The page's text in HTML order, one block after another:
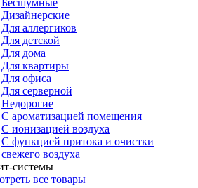
Бесшумные
Дизайнерские
Для аллергиков
Для детской
Для дома
Для квартиры
Для офиса
Для серверной
Недорогие
С ароматизацией помещения
С ионизацией воздуха
С функцией притока и очистки
свежего воздуха
системы
все товары